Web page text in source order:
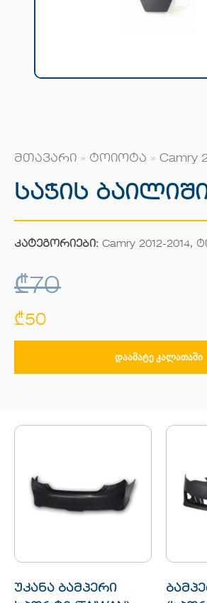
მთავარი » ტოიოტა » Camry
Საჭის
კატეგორიები: Camry 2012-2014,
₾70
₾50
ᲓᲐᲐᲛᲐᲢᲔ ᲙᲐᲚᲐᲗᲐᲨᲘ
უკანა ბამპერი